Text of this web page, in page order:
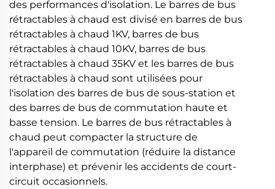
des performances d'isolation. Le barres de bus
rétractables à chaud est divisé en barres de bus
rétractables à chaud 1KV, barres de bus
rétractables à chaud 10KV, barres de bus
rétractables à chaud 35KV et les barres de bus
rétractables à chaud sont utilisées pour
l'isolation des barres de bus de sous-station et
des barres de bus de commutation haute et
basse tension. Le barres de bus rétractables à
chaud peut compacter la structure de
l'appareil de commutation (réduire la distance
interphase) et prévenir les accidents de court-
circuit occasionnels.